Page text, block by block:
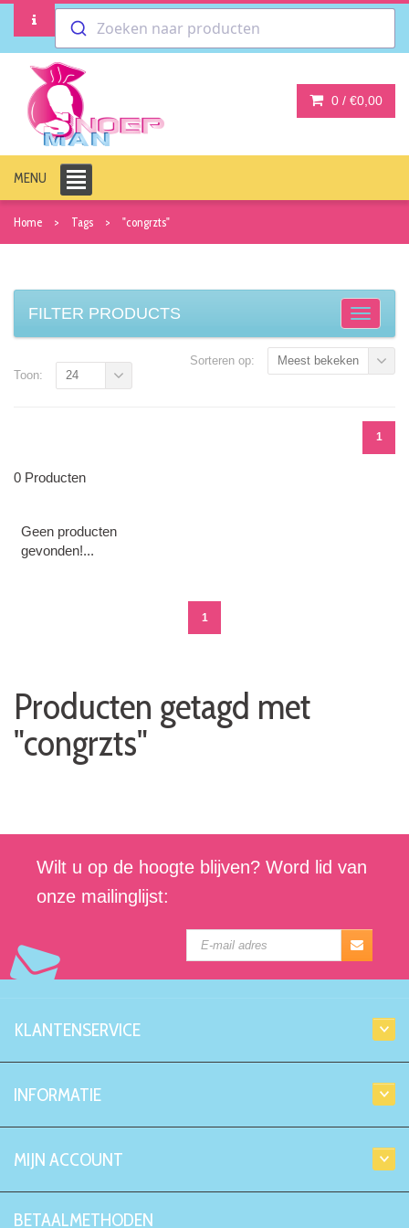
Zoeken naar producten
0 / €0,00
MENU
Home Tags "congrzts"
FILTER PRODUCTS
Sorteren op: Meest bekeken
1
Toon: 24
0 Producten
Geen producten
gevonden!...
1
Producten getagd met
"congrzts"
Wilt u op de hoogte blijven? Word lid van
onze mailinglijst:
KLANTENSERVICE
INFORMATIE
MIJN ACCOUNT
BETAALMETHODEN